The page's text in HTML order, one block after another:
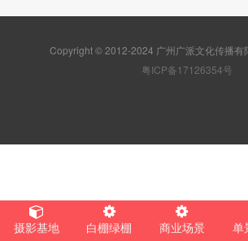
Copyright © 2012-2024 广州广派文化传播有
粤ICP备17126354号
摄影基地 白棚绿棚 商业场景 单